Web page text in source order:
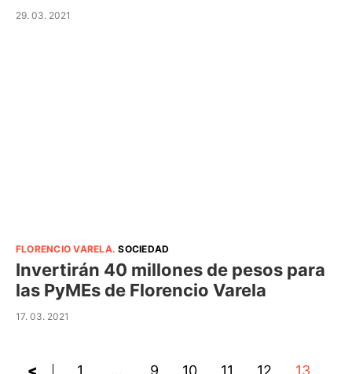
29. 03. 2021
FLORENCIO VARELA.SOCIEDAD
Invertirán 40 millones de pesos para
las PyMEs de Florencio Varela
17. 03. 2021
< 1 9 10 11 12 13